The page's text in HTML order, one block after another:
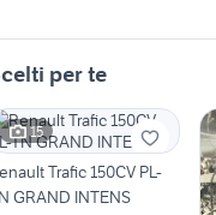
per te
15
Trafic 150CV PL-
GRAND INTENS